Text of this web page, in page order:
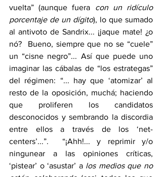
vuelta” (aunque fuera con un ridículo
porcentaje de un dígito), lo que sumado
al antivoto de Sandrix... ¡jaque mate! ¿o
nó?  Bueno, siempre que no se “cuele”
un “cisne negro”... Así que puede uno
imaginar las cábalas de “los estrategas”
del régimen: “... hay que ‘atomizar’ al
resto de la oposición, muchá; haciendo
que proliferen los candidatos
desconocidos y sembrando la discordia
entre ellos a través de los ‘net-
centers’...”.  “¡Ahh!... y reprimir y/o
ningunear a las opiniones críticas,
‘pistear’ o ‘asustar’ a los medios que no